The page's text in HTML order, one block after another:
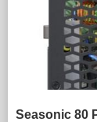
Seasonic 80